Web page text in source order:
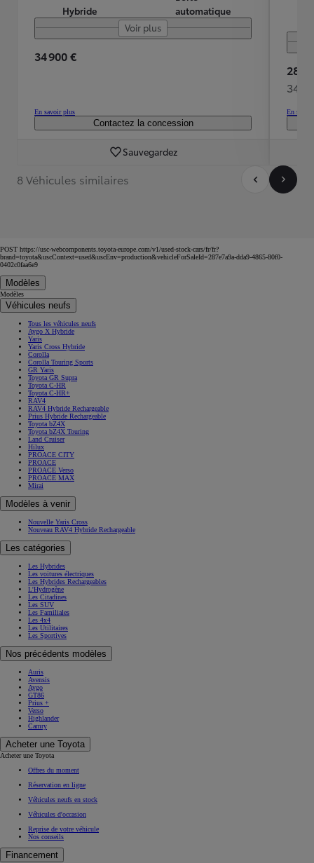
Hybride
automatique
Voir plus
34 900 €
En savoir plus
Contactez la concession
Sauvegardez
28
348
En
8 Véhicules similaires
POST https://usc-webcomponents.toyota-europe.com/v1/used-stock-cars/fr/fr?
brand=toyota&uscContext=used&uscEnv=production&vehicleForSaleId=287e7a9a-dda9-4865-80f0-
0402c0faa6e9
Modèles
Modèles
Véhicules neufs
Tous les véhicules neufs
Aygo X Hybride
Yaris
Yaris Cross Hybride
Corolla
Corolla Touring Sports
GR Yaris
Toyota GR Supra
Toyota C-HR
Toyota C-HR+
RAV4
RAV4 Hybride Rechargeable
Prius Hybride Rechargeable
Toyota bZ4X
Toyota bZ4X Touring
Land Cruiser
Hilux
PROACE CITY
PROACE
PROACE Verso
PROACE MAX
Mirai
Modèles à venir
Nouvelle Yaris Cross
Nouveau RAV4 Hybride Rechargeable
Les catégories
Les Hybrides
Les voitures électriques
Les Hybrides Rechargeables
L'Hydrogène
Les Citadines
Les SUV
Les Familiales
Les 4x4
Les Utilitaires
Les Sportives
Nos précédents modèles
Auris
Avensis
Aygo
GT86
Prius +
Verso
Highlander
Camry
Acheter une Toyota
Acheter une Toyota
Offres du moment
Réservation en ligne
Véhicules neufs en stock
Véhicules d'occasion
Reprise de votre véhicule
Nos conseils
Financement